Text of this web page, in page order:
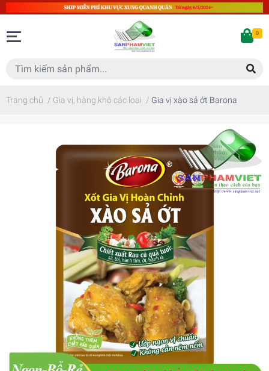
0
Trang chủ / Gia vị, hàng khô các loại / Gia vị xào sả ớt Barona